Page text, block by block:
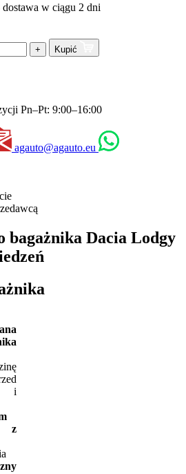
w ciągu 2 dni
+ Kupić
Pn–Pt: 9:00–16:00
agauto@agauto.eu
bagażnika Dacia Lodgy
i
z